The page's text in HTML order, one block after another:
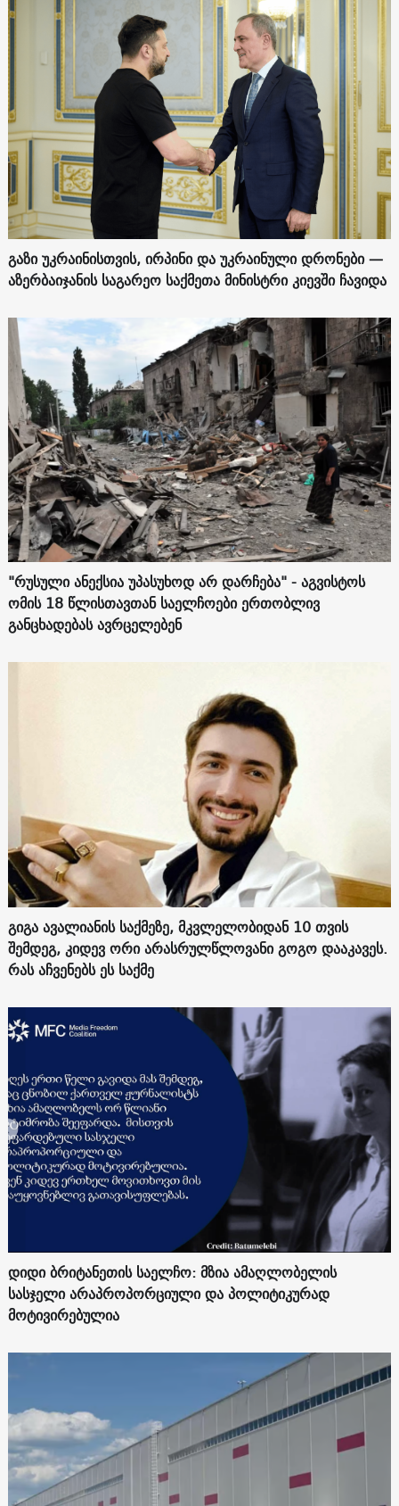
გაზი უკრაინისთვის, ირპინი და უკრაინული დრონები —
აზერბაიჯანის საგარეო საქმეთა მინისტრი კიევში ჩავიდა
"რუსული ანექსია უპასუხოდ არ დარჩება" - აგვისტოს
ომის 18 წლისთავთან საელჩოები ერთობლივ
განცხადებას ავრცელებენ
გიგა ავალიანის საქმეზე, მკვლელობიდან 10 თვის
შემდეგ, კიდევ ორი არასრულწლოვანი გოგო დააკავეს.
რას აჩვენებს ეს საქმე
დიდი ბრიტანეთის საელჩო: მზია ამაღლობელის
სასჯელი არაპროპორციული და პოლიტიკურად
მოტივირებულია